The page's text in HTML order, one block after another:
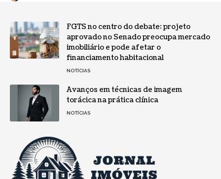
FGTS no centro do debate: projeto
aprovado no Senado preocupa mercado
imobiliário e pode afetar o
financiamento habitacional
NOTÍCIAS
Avanços em técnicas de imagem
torácica na prática clínica
NOTÍCIAS